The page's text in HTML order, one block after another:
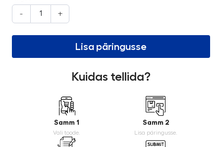
- +
Lisa päringusse
Kuidas tellida?
Samm 1
Vali toode.
Samm 2
Lisa päringusse.